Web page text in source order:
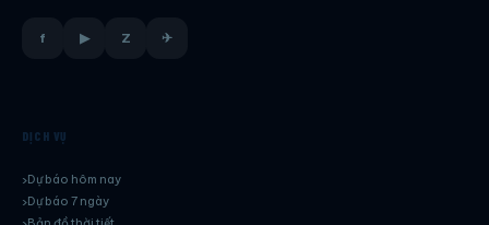
f ▶ Z ✈
DỊCH VỤ
Dự báo hôm nay
Dự báo 7 ngày